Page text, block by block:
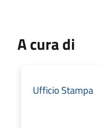
A cura di
Ufficio Stampa